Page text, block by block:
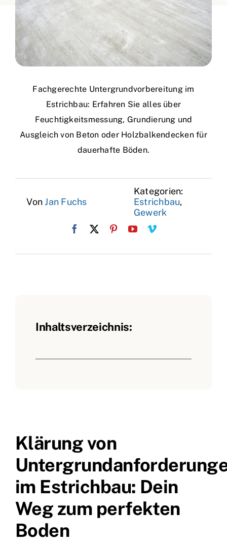
Fachgerechte Untergrundvorbereitung im
Estrichbau: Erfahren Sie alles über
Feuchtigkeitsmessung, Grundierung und
Ausgleich von Beton oder Holzbalkendecken für
dauerhafte Böden.
VonJan Fuchs
Kategorien:
Estrichbau,
Gewerk
Inhaltsverzeichnis:
Klärung von
im Estrichbau: Dein
Weg zum perfekten
Boden